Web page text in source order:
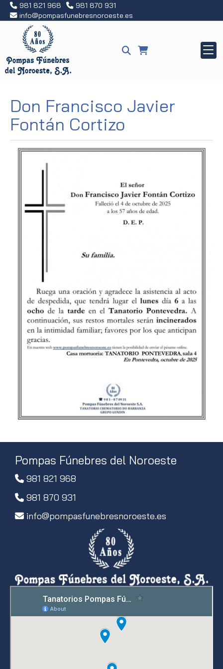
981 821 968
981 870 931
info
pompasfunebresnoroeste.es
Don Francisco Javier
Fontán Cortizo
Pompas Fúnebres del Noroeste
981 821 968
981 870 931
info
pompasfunebresnoroeste.es